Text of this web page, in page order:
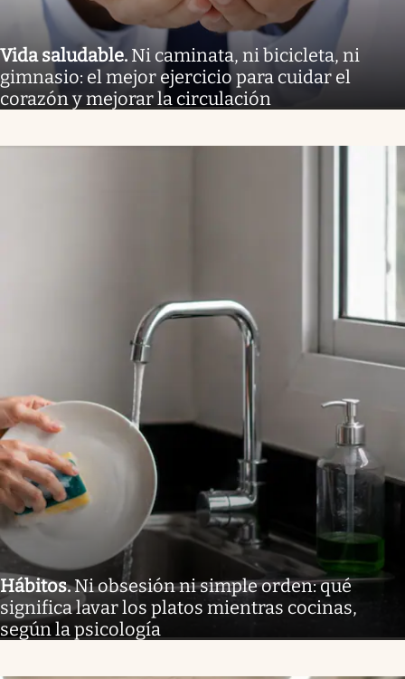
Vida saludable. Ni caminata, ni bicicleta, ni
gimnasio: el mejor ejercicio para cuidar el
corazón y mejorar la circulación
Hábitos.Ni obsesión ni simple orden: qué
significa lavar los platos mientras cocinas,
según la psicología